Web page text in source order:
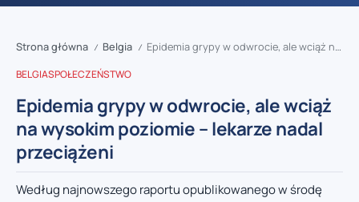
Strona główna / Belgia / Epidemia grypy w odwrocie, ale wciąż na wysokim poziomie – lekarze nadal przeciążeni
BELGIASPOŁECZEŃSTWO
Epidemia grypy w odwrocie, ale wciąż
na wysokim poziomie – lekarze nadal
przeciążeni
Według najnowszego raportu opublikowanego w środę